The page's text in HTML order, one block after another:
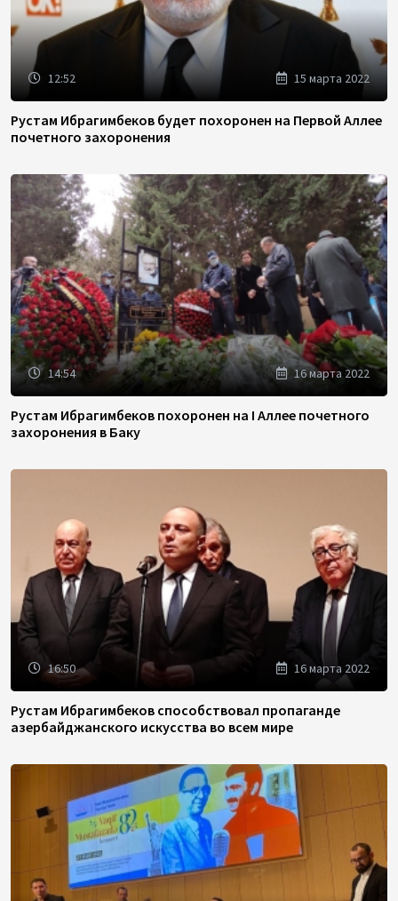
12:52 15 марта 2022
Рустам Ибрагимбеков будет похоронен на Первой Аллее
почетного захоронения
14:54 16 марта 2022
Рустам Ибрагимбеков похоронен на I Аллее почетного
захоронения в Баку
16:50 16 марта 2022
Рустам Ибрагимбеков способствовал пропаганде
азербайджанского искусства во всем мире